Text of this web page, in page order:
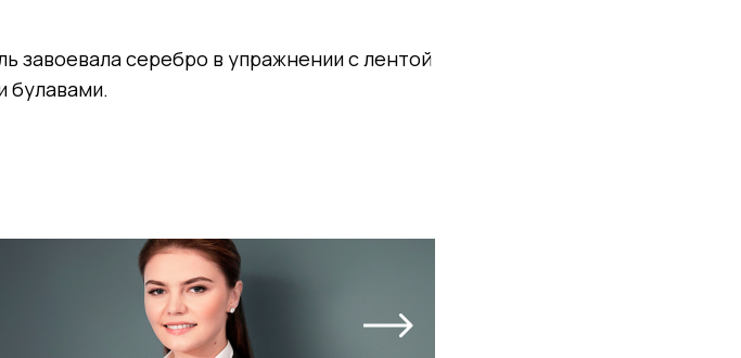
завоевала серебро в упражнении с лентой
булавами.